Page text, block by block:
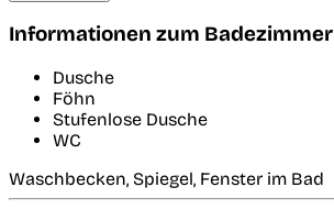
Informationen zum Badezimmer
Dusche
Föhn
Stufenlose Dusche
WC
Waschbecken, Spiegel, Fenster im Bad